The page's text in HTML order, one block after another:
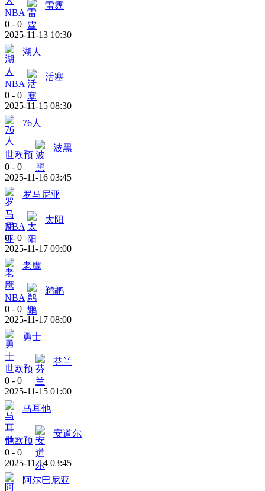
NBA
雷霆
0 - 0
2025-11-13 10:30
湖人
NBA
活塞
0 - 0
2025-11-15 08:30
76人
世欧预
波黑
0 - 0
2025-11-16 03:45
罗马尼亚
NBA
太阳
0 - 0
2025-11-17 09:00
老鹰
NBA
鹈鹕
0 - 0
2025-11-17 08:00
勇士
世欧预
芬兰
0 - 0
2025-11-15 01:00
马耳他
世欧预
安道尔
0 - 0
2025-11-14 03:45
阿尔巴尼亚